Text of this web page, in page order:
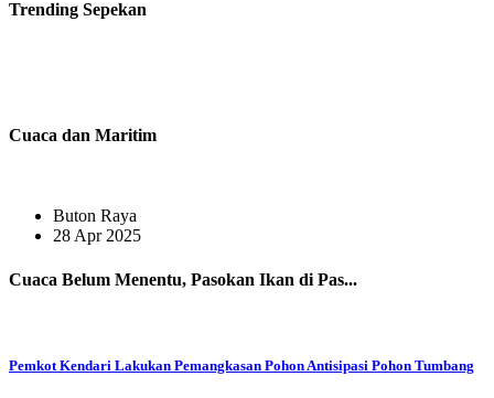
Trending Sepekan
Cuaca dan Maritim
Buton Raya
28 Apr 2025
Cuaca Belum Menentu, Pasokan Ikan di Pas...
Pemkot Kendari Lakukan Pemangkasan Pohon Antisipasi Pohon Tumbang